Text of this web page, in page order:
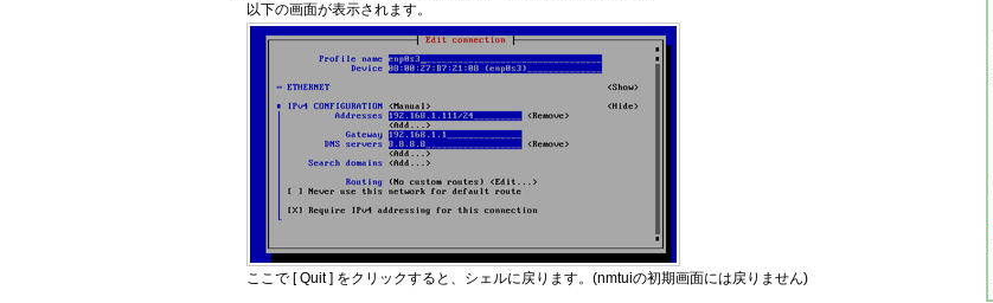
以下の画面が表示されます。
ここで [ Quit ] をクリックすると、シェルに戻ります。(nmtuiの初期画面には戻りません)